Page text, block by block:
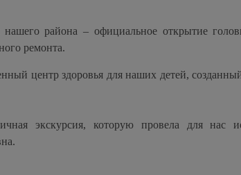
нашего района – официальное открытие
ремонта.
центр здоровья для наших детей,
экскурсия, которую провела для нас